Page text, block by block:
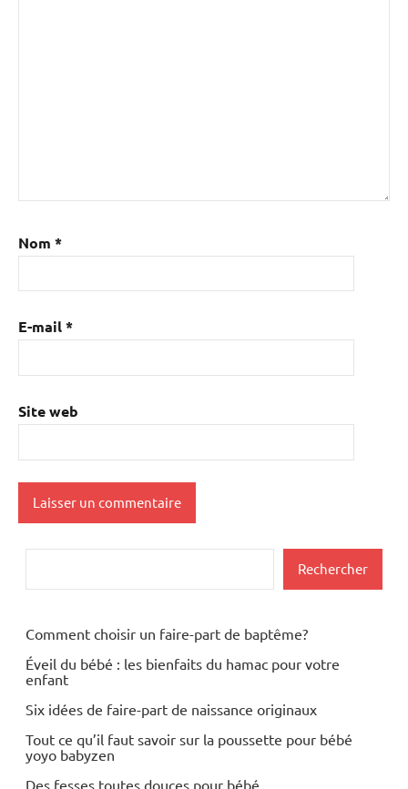
Nom *
E-mail*
Site web
Rechercher
Comment choisir un faire-part de baptême?
Éveil du bébé : les bienfaits du hamac pour votre
enfant
Six idées de faire-part de naissance originaux
Tout ce qu’il faut savoir sur la poussette pour bébé
yoyo babyzen
Des fesses toutes douces pour bébé.